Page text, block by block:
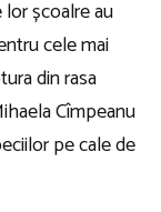
școalre au
cele mai
din rasa
Cîmpeanu
pe cale de